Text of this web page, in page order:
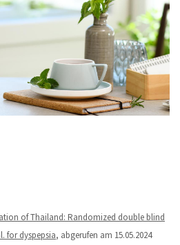
of Thailand: Randomized double blind
for dyspepsia, abgerufen am 15.05.2024